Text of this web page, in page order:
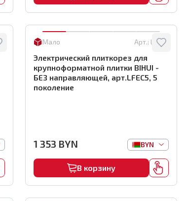
Мало Арт.: LFEC5
Электрический плиткорез для
крупноформатной плитки BIHUI -
БЕЗ направляющей, арт.LFEC5, 5
поколение
1 353 BYN BYN
В корзину